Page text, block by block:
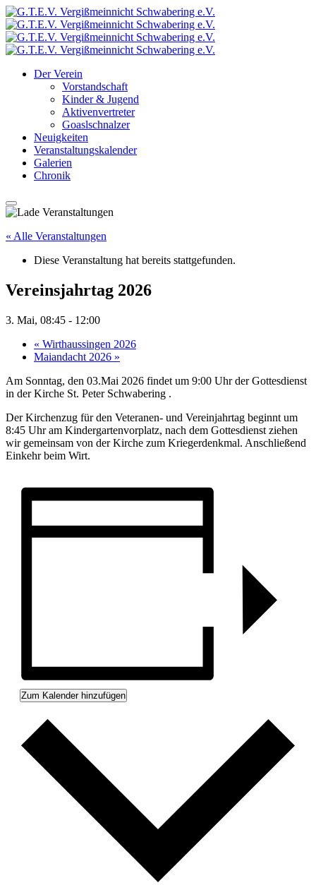
Der Verein
Vorstandschaft
Kinder & Jugend
Aktivenvertreter
Goaslschnalzer
Neuigkeiten
Veranstaltungskalender
Galerien
Chronik
« Alle Veranstaltungen
Diese Veranstaltung hat bereits stattgefunden.
Vereinsjahrtag 2026
3. Mai, 08:45 - 12:00
« Wirthaussingen 2026
Maiandacht 2026 »
Am Sonntag, den 03.Mai 2026 findet um 9:00 Uhr der Gottesdienst
in der Kirche St. Peter Schwabering .
Der Kirchenzug für den Veteranen- und Vereinjahrtag beginnt um
8:45 Uhr am Kindergartenvorplatz, nach dem Gottesdienst ziehen
wir gemeinsam von der Kirche zum Kriegerdenkmal. Anschließend
Einkehr beim Wirt.
Zum Kalender hinzufügen